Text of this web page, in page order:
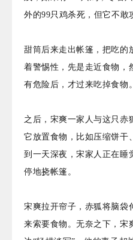
外的99只鸡杀死，但它不敢
甜筒后来走出帐篷，把吃的
着警惕性，先是走近食物，
有危险后，才过来吃掉食物。
之后，宋爽一家人与这只赤
它放置食物，比如压缩饼干
到一天深夜，宋家人正在睡
停地挠帐篷。
宋爽拉开帘子，赤狐将脑袋
来索要食物。无奈之下，宋